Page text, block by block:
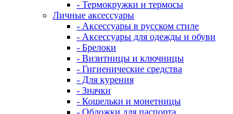
- Термокружки и термосы
Личные аксессуары
- Аксессуары в русском стиле
- Аксессуары для одежды и обуви
- Брелоки
- Визитницы и ключницы
- Гигиенические средства
- Для курения
- Значки
- Кошельки и монетницы
- Обложки для паспорта